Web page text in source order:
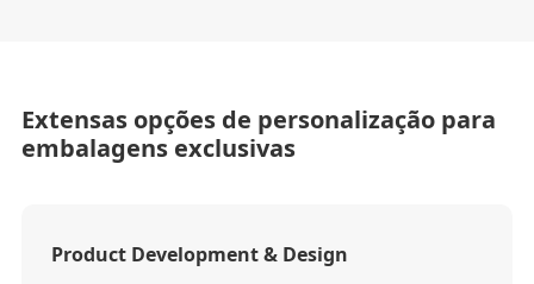
Extensas opções de personalização para
embalagens exclusivas
Product Development & Design